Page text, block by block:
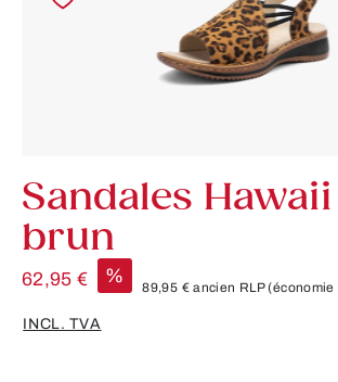
Sandales
brun
62,95 € %
89,95 €ancien RLP(économie
INCL. TVA